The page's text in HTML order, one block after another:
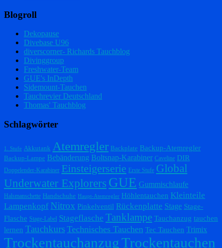
Blogroll
Dekopause
Divebase U96
diverscorner- Richards Tauchblog
Divinggroup
Freshwater-Team
GUE's InDepth
Sidemount-Tauchen
Tauchrevier Deutschland
Thomas' Tauchblog
Schlagwörter
1. Stufe Akkutank Atemregler Backplate Backup-Atemregler
Backup-Lampe Bebänderung Boltsnap-Karabiner Caveline DIR
Doppelender-Karabiner Einsteigerserie Erste Stufe Global
Underwater Explorers GUE Gummischlaufe
Halsmanschette Handschuhe Haupt-Atemregler Höhlentauchen Kleinteile
Lampenkopf Nitrox Pinkelventil Rückenplatte Stage Stage-
Flasche Stage-Label Stageflasche Tanklampe Tauchanzug tauchen
lernen Tauchkurs Technisches Tauchen Tec Tauchen Trimix
TrockentauchanzugTrockentauchen